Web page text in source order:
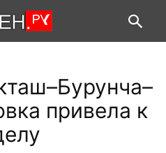
привела к